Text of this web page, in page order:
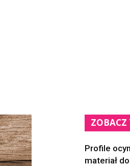
ZOBACZ
Profile
materiał